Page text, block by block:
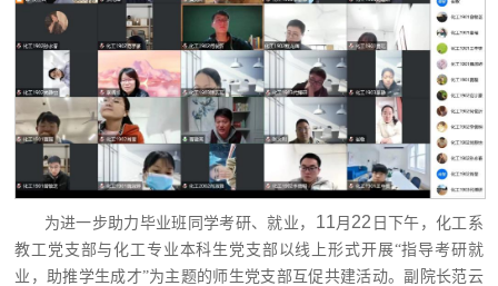
为进一步助力毕业班同学考研、就业， 11 月 22 日下午，化工系
教工党支部与化工专业本科生党支部以线上形式开展“指导考研就
业，助推学生成才”为主题的师生党支部互促共建活动。副院长范云